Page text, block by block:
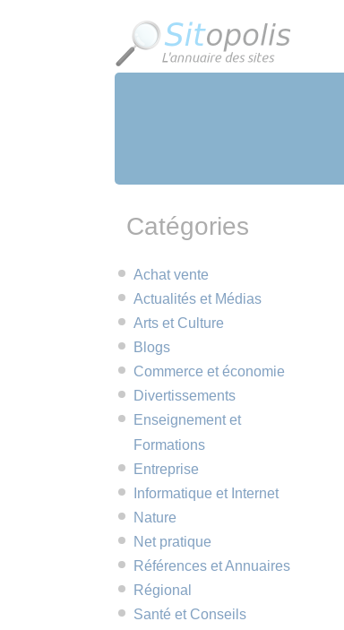
Catégories
Achat vente
Actualités et Médias
Arts et Culture
Blogs
Commerce et économie
Divertissements
Enseignement et
Formations
Entreprise
Informatique et Internet
Nature
Net pratique
Références et Annuaires
Régional
Santé et Conseils